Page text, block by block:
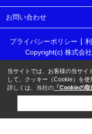
お問い合わせ
プライバシーポリシー
Copyright(c) 株式会
当サイトでは、お客様の当サイ
して、クッキー（Cookie）を使
詳しくは、当社の 「Cookieの